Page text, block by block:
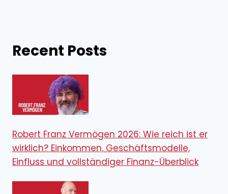
Recent Posts
Robert Franz Vermögen 2026: Wie reich ist er
wirklich? Einkommen, Geschäftsmodelle,
Einfluss und vollständiger Finanz-Überblick